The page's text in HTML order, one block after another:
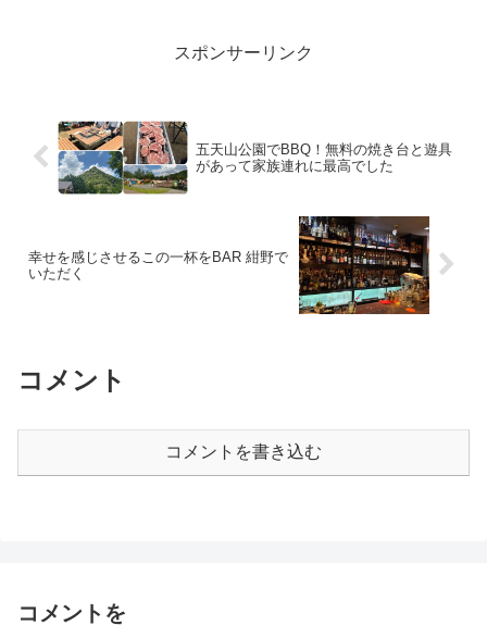
スポンサーリンク
五天山公園でBBQ！無料の焼き台と遊具
があって家族連れに最高でした
幸せを感じさせるこの一杯をBAR 紺野で
いただく
コメント
コメントを書き込む
コメントを